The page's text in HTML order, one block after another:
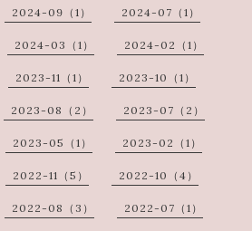
2024-09（1） 2024-07（1）
2024-03（1） 2024-02（1）
2023-11（1） 2023-10（1）
2023-08（2） 2023-07（2）
2023-05（1） 2023-02（1）
2022-11（5） 2022-10（4）
2022-08（3） 2022-07（1）